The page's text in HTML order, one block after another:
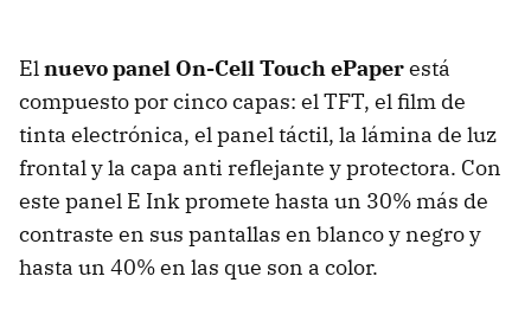
Elnuevo panel On-Cell Touch ePaperestá
compuesto por cinco capas: el TFT, el film de
tinta electrónica, el panel táctil, la lámina de luz
frontal y la capa anti reflejante y protectora. Con
este panel E Ink promete hasta un 30% más de
contraste en sus pantallas en blanco y negro y
hasta un 40% en las que son a color.